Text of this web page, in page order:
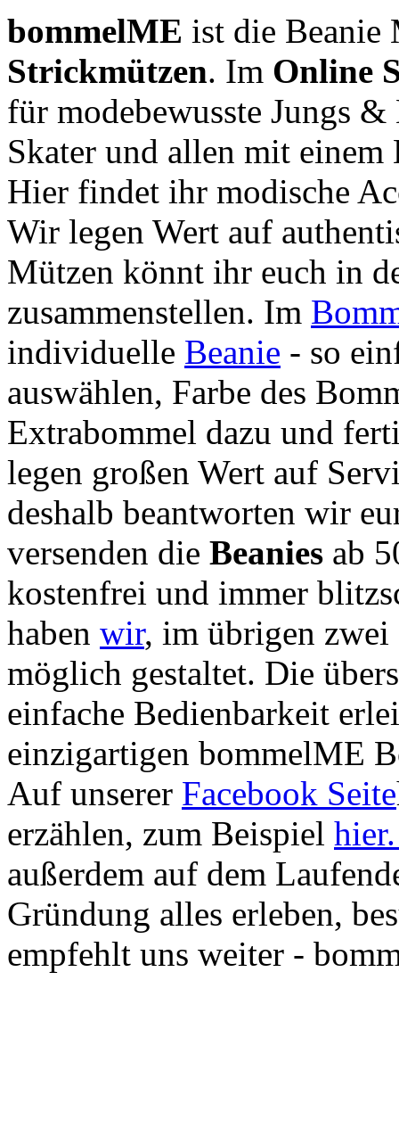
bommelME ist die
Strickmützen. Im Online
für modebewusste Jungs
Skater und allen mit
Hier findet ihr modische
Wir legen Wert auf
Mützen könnt ihr euch in
zusammenstellen. Im
individuelle Beanie - so
auswählen, Farbe des
Extrabommel dazu und
legen großen Wert auf
deshalb beantworten wir
versenden die Beanies ab
kostenfrei und immer
haben wir, im übrigen zwei
möglich gestaltet. Die
einfache Bedienbarkeit
einzigartigen bommelME
Auf unserer Facebook Seite
erzählen, zum Beispiel hier
außerdem auf dem
Gründung alles erleben,
empfehlt uns weiter -